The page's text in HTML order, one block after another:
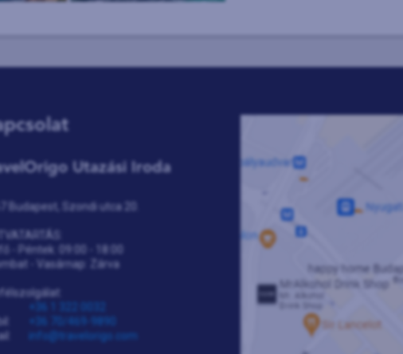
Utazási Iroda
Budapest, Szondi utca 20.
- Péntek: 09:00 - 18:00
- Vasárnap: Zárva
+36 1 322 0032
+36 70/469-9890
info@travelorigo.com